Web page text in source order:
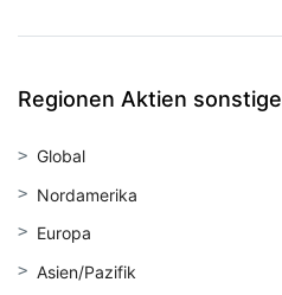
Regionen Aktien sonstige
Global
Nordamerika
Europa
Asien/Pazifik